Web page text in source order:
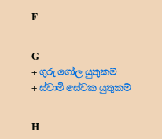
F
G
+ගුරු ගෝල යුතුකම්
+ස්වාමි සේවක යුතුකම්
H